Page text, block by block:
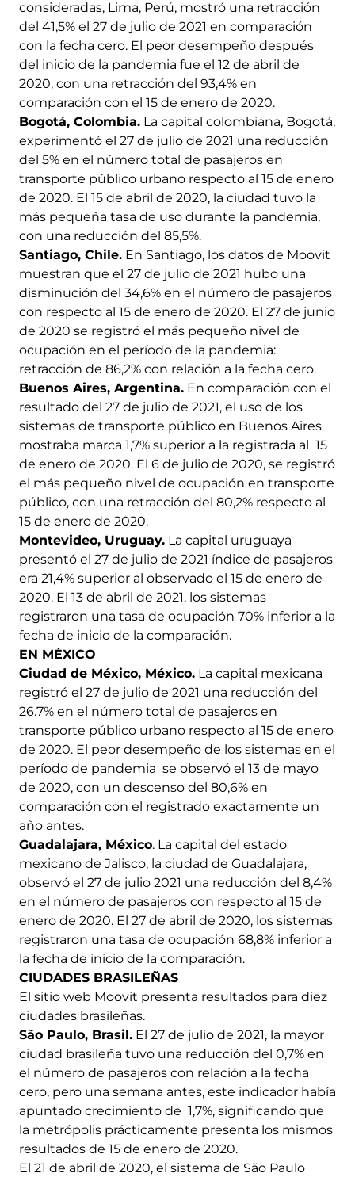
consideradas, Lima, Perú, mostró una retracción
del 41,5% el 27 de julio de 2021 en comparación
con la fecha cero. El peor desempeño después
del inicio de la pandemia fue el 12 de abril de
2020, con una retracción del 93,4% en
comparación con el 15 de enero de 2020.
Bogotá, Colombia. La capital colombiana, Bogotá,
experimentó el 27 de julio de 2021 una reducción
del 5% en el número total de pasajeros en
transporte público urbano respecto al 15 de enero
de 2020. El 15 de abril de 2020, la ciudad tuvo la
más pequeña tasa de uso durante la pandemia,
con una reducción del 85,5%.
Santiago, Chile. En Santiago, los datos de Moovit
muestran que el 27 de julio de 2021 hubo una
disminución del 34,6% en el número de pasajeros
con respecto al 15 de enero de 2020. El 27 de junio
de 2020 se registró el más pequeño nivel de
ocupación en el período de la pandemia:
retracción de 86,2% con relación a la fecha cero.
Buenos Aires, Argentina. En comparación con el
resultado del 27 de julio de 2021, el uso de los
sistemas de transporte público en Buenos Aires
mostraba marca 1,7% superior a la registrada al 15
de enero de 2020. El 6 de julio de 2020, se registró
el más pequeño nivel de ocupación en transporte
público, con una retracción del 80,2% respecto al
15 de enero de 2020.
Montevideo, Uruguay. La capital uruguaya
presentó el 27 de julio de 2021 índice de pasajeros
era 21,4% superior al observado el 15 de enero de
2020. El 13 de abril de 2021, los sistemas
registraron una tasa de ocupación 70% inferior a la
fecha de inicio de la comparación.
EN MÉXICO
Ciudad de México, México. La capital mexicana
registró el 27 de julio de 2021 una reducción del
26.7% en el número total de pasajeros en
transporte público urbano respecto al 15 de enero
de 2020. El peor desempeño de los sistemas en el
período de pandemia se observó el 13 de mayo
de 2020, con un descenso del 80,6% en
comparación con el registrado exactamente un
año antes.
Guadalajara, México. La capital del estado
mexicano de Jalisco, la ciudad de Guadalajara,
observó el 27 de julio 2021 una reducción del 8,4%
en el número de pasajeros con respecto al 15 de
enero de 2020. El 27 de abril de 2020, los sistemas
registraron una tasa de ocupación 68,8% inferior a
la fecha de inicio de la comparación.
CIUDADES BRASILEÑAS
El sitio web Moovit presenta resultados para diez
ciudades brasileñas.
São Paulo, Brasil. El 27 de julio de 2021, la mayor
ciudad brasileña tuvo una reducción del 0,7% en
el número de pasajeros con relación a la fecha
cero, pero una semana antes, este indicador había
apuntado crecimiento de 1,7%, significando que
la metrópolis prácticamente presenta los mismos
resultados de 15 de enero de 2020.
El 21 de abril de 2020, el sistema de São Paulo